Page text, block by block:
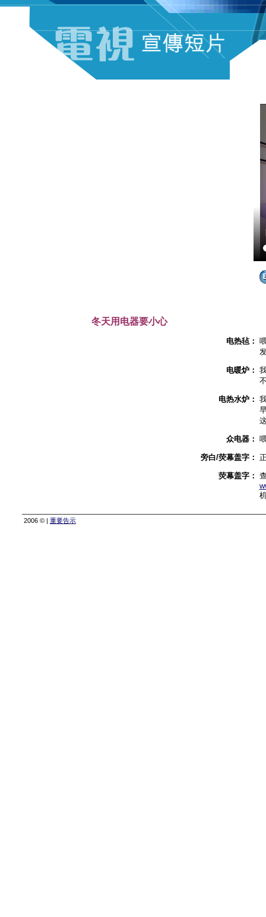
冬天用电器要小心
电热毡：
电暖炉：
电热水炉：
众电器：
旁白/荧幕盖字：
荧幕盖字：
2006 © | 重要告示